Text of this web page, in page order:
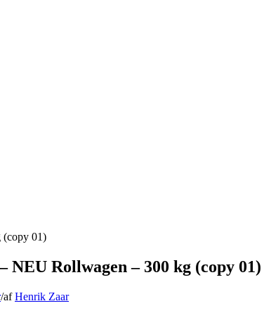
01)
Rollwagen – 300 kg (copy 01)
/afHenrik Zaar